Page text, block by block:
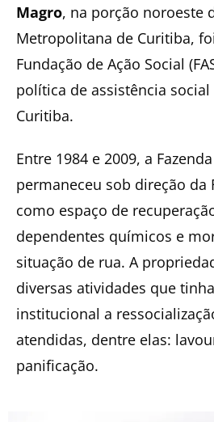
Magro, na porção noroeste
Metropolitana de Curitiba,
Fundação de Ação Social
política de assistência
Curitiba.
Entre 1984 e 2009, a
permaneceu sob direção da
como espaço de
dependentes químicos e
situação de rua. A
diversas atividades que
institucional a
atendidas, dentre elas:
panificação.